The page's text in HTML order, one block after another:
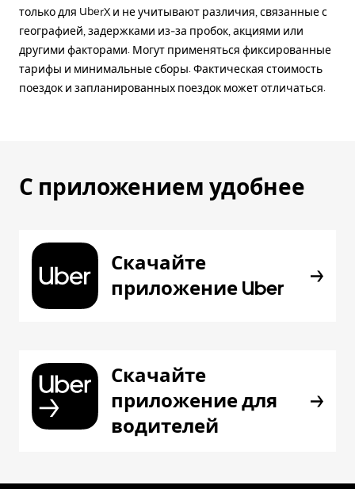
только для UberX и не учитывают различия, связанные с
географией, задержками из-за пробок, акциями или
другими факторами. Могут применяться фиксированные
тарифы и минимальные сборы. Фактическая стоимость
поездок и запланированных поездок может отличаться.
С приложением удобнее
Скачайте
приложение Uber
Скачайте
приложение для
водителей